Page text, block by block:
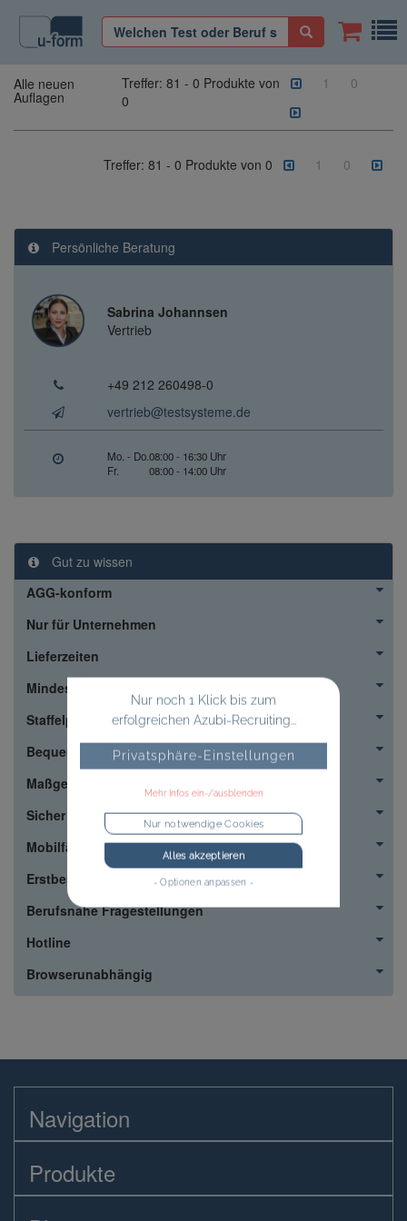
Alle neuen
Auflagen
Treffer:81 -0 Produkte von
0
1 0
Treffer: 81 - 0 Produkte von 0 1 0
Persönliche Beratung
Sabrina Johannsen
Vertrieb
+49 212 260498-0
vertrieb@testsysteme.de
Mo. - Do.08:00 - 16:30 Uhr
Fr.
08:00 - 14:00 Uhr
Gut zu wissen
AGG-konform
Nur für Unternehmen
Lieferzeiten
Mindestbestellmenge
Staffelpreise
Bequem
Maßgeschneidert
Sicher
Mobilfähig
Erstbestellung
Berufsnahe Fragestellungen
Hotline
Browserunabhängig
Navigation
Produkte
Nur noch 1 Klick bis zum
erfolgreichen Azubi-Recruiting...
Privatsphäre-Einstellungen
Mehr Infos ein-/ausblenden
Nur notwendige Cookies
Alles akzeptieren
- Optionen anpassen -